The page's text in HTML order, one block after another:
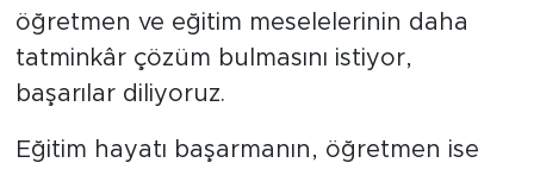
öğretmen ve eğitim meselelerinin daha
tatminkâr çözüm bulmasını istiyor,
başarılar diliyoruz.
Eğitim hayatı başarmanın, öğretmen ise